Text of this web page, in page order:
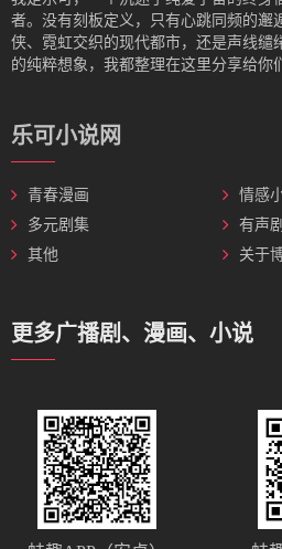
者。没有刻板定义，只有心跳同频的邂
侠、霓虹交织的现代都市，还是声线缱
的纯粹想象，我都整理在这里分享给你
乐可小说网
青春漫画
情感
多元剧集
有声
其他
关于
更多广播剧、漫画、小说